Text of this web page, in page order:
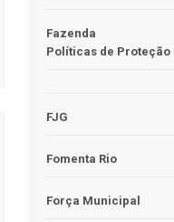
Fazenda
Políticas de Proteção
FJG
Fomenta Rio
Força Municipal